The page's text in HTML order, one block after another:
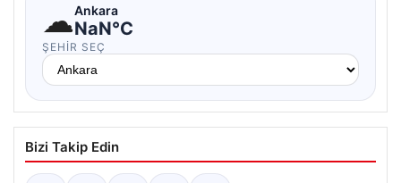
☁Ankara
NaN°C
ŞEHIR SEÇ
Bizi Takip Edin